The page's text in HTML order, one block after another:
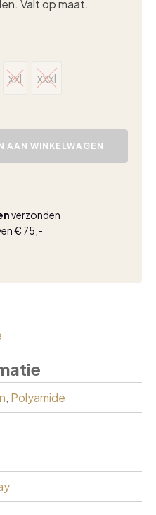
Valt op maat.
xxl
xxl
xxxl
xxxl
AAN WINKELWAGEN
verzonden
€ 75,-
, Polyamide